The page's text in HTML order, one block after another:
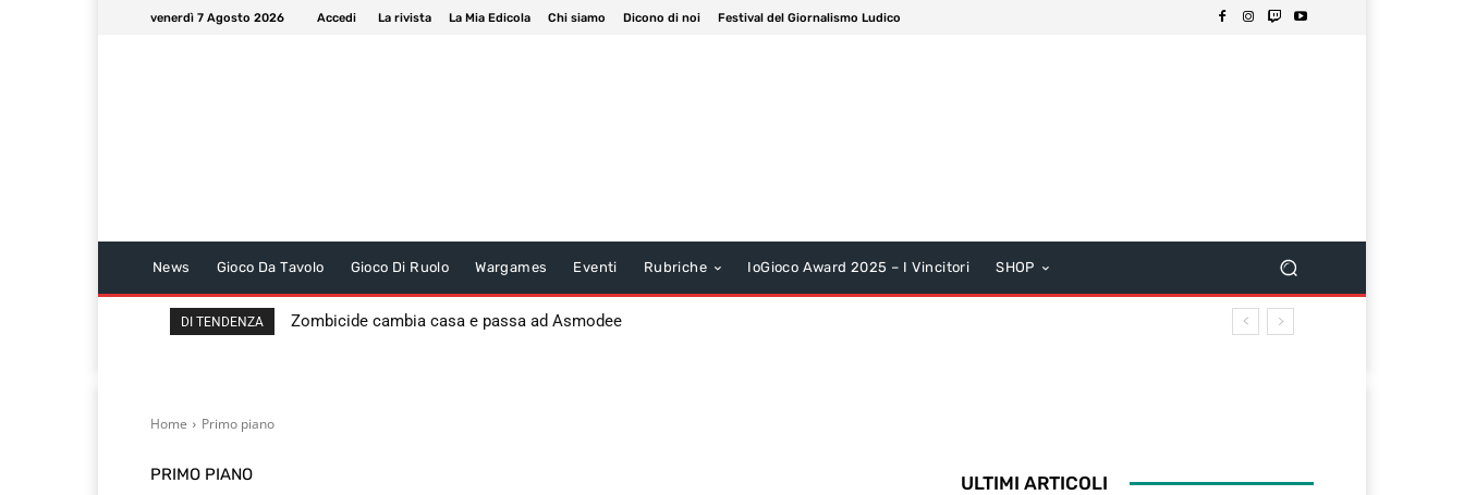
venerdì 7 Agosto 2026 Accedi La rivista La Mia Edicola Chi siamo Dicono di noi Festival del Giornalismo Ludico
News Gioco Da Tavolo Gioco Di Ruolo Wargames Eventi Rubriche IoGioco Award 2025 – I Vincitori SHOP
DI TENDENZA Zombicide cambia casa e passa ad Asmodee
Home Primo piano
PRIMO PIANO ULTIMI ARTICOLI